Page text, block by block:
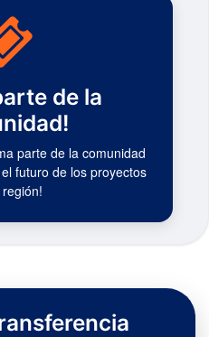
de la
parte de la comunidad
futuro de los proyectos